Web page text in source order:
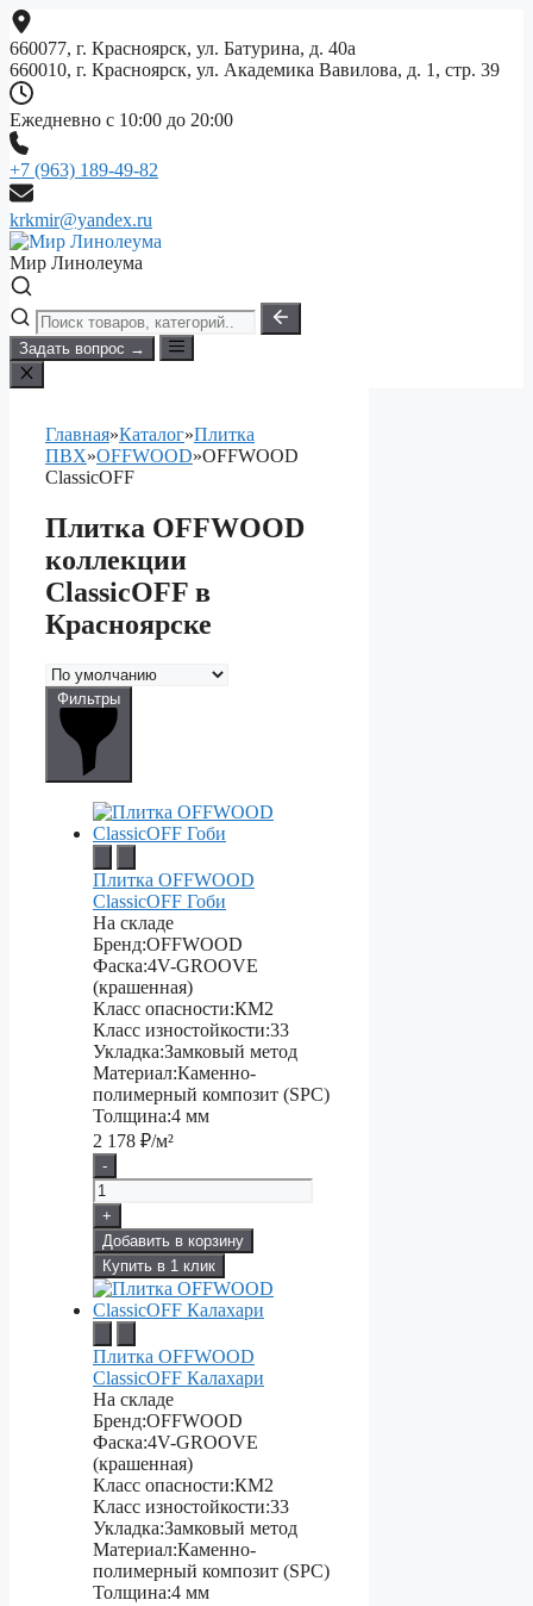
Перейти
к
содержимому
660077, г. Красноярск, ул. Батурина, д. 40а
660010, г. Красноярск, ул. Академика Вавилова, д. 1, стр. 39
Ежедневно с 10:00 до 20:00
+7 (963) 189-49-82
krkmir@yandex.ru
Мир Линолеума
Задать вопрос →
Главная»Каталог»Плитка
ПВХ»OFFWOOD»OFFWOOD
ClassicOFF
Плитка OFFWOOD
коллекции
ClassicOFF в
Красноярске
Фильтры
Плитка OFFWOOD
ClassicOFF Гоби
На складе
Бренд:OFFWOOD
Фаска:4V-GROOVE
(крашенная)
Класс опасности:КМ2
Класс изностойкости:33
Укладка:Замковый метод
Материал:Каменно-
полимерный композит (SPC)
Толщина:4 мм
2 178 ₽/м²
-
+
Добавить в корзину
Купить в 1 клик
Плитка OFFWOOD
ClassicOFF Калахари
На складе
Бренд:OFFWOOD
Фаска:4V-GROOVE
(крашенная)
Класс опасности:КМ2
Класс изностойкости:33
Укладка:Замковый метод
Материал:Каменно-
полимерный композит (SPC)
Толщина:4 мм